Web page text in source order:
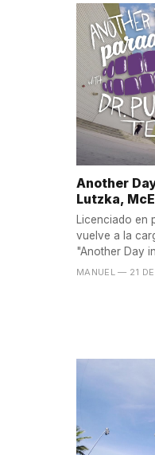
Another
Lutzka,
Licenciado en
vuelve a la
"Another Day
MANUEL — 21